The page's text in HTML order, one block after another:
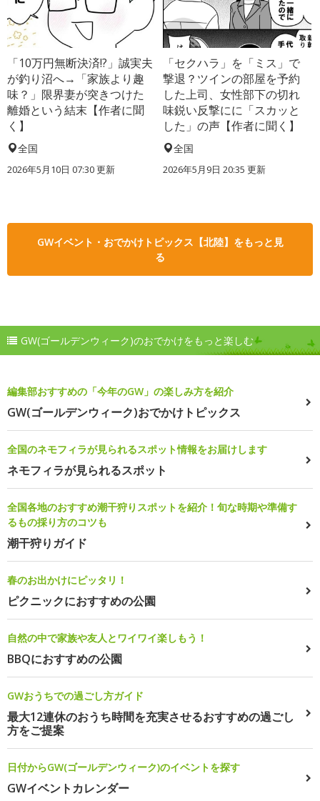
「10万円無断決済!?」誠実夫
が釣り沼へ→「家族より趣
味？」限界妻が突きつけた
離婚という結末【作者に聞
く】
全国
2026年5月10日 07:30 更新
「セクハラ」を「ミス」で
撃退？ツインの部屋を予約
した上司、女性部下の切れ
味鋭い反撃にに「スカッと
した」の声【作者に聞く】
全国
2026年5月9日 20:35 更新
GWイベント・おでかけトピックス【北陸】をもっと見
る
GW(ゴールデンウィーク)のおでかけをもっと楽しむ
編集部おすすめの「今年のGW」の楽しみ方を紹介
GW(ゴールデンウィーク)おでかけトピックス
全国のネモフィラが見られるスポット情報をお届けします
ネモフィラが見られるスポット
全国各地のおすすめ潮干狩りスポットを紹介！旬な時期や準備す
るもの採り方のコツも
潮干狩りガイド
春のお出かけにピッタリ！
ピクニックにおすすめの公園
自然の中で家族や友人とワイワイ楽しもう！
BBQにおすすめの公園
GWおうちでの過ごし方ガイド
最大12連休のおうち時間を充実させるおすすめの過ごし
方をご提案
日付からGW(ゴールデンウィーク)のイベントを探す
GWイベントカレンダー